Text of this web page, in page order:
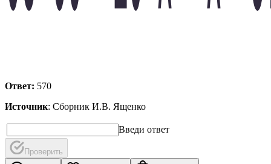
Ответ: 570
Источник: Сборник И.В. Ященко
Введи ответ
Проверить